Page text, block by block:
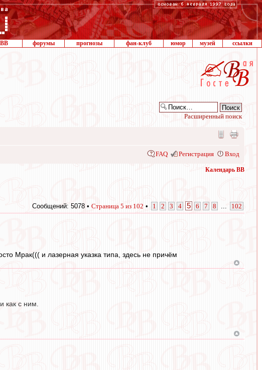
ВВ форумы прогнозы фан-клуб юмор музей ссылки
Расширенный поиск
FAQ Регистрация Вход
Календарь ВВ
Сообщений: 5078 • Страница 5 из 102 • 1 2 3 4 5 6 7 8 102
Мрак((( и лазерная указка типа, здесь не причём
как с ним.